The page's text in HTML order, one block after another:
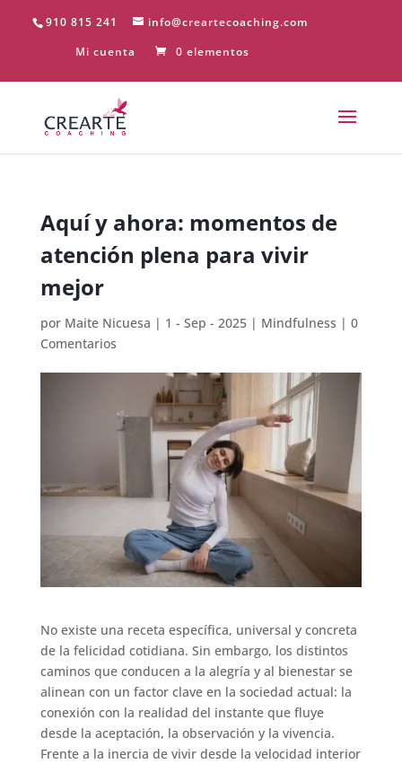
910 815 241
info@creartecoaching.com
Mi cuenta
0 elementos
Aquí y ahora: momentos de
atención plena para vivir
mejor
por Maite Nicuesa | 1 - Sep - 2025| Mindfulness | 0
Comentarios
No existe una receta específica, universal y concreta
de la felicidad cotidiana. Sin embargo, los distintos
caminos que conducen a la alegría y al bienestar se
alinean con un factor clave en la sociedad actual: la
conexión con la realidad del instante que fluye
desde la aceptación, la observación y la vivencia.
Frente a la inercia de vivir desde la velocidad interior